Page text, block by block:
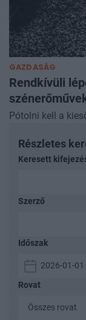
GAZDASÁG
Rendkívüli
Pótolni kell a
Részletes
Keresett
Szerző
Időszak
Rovat